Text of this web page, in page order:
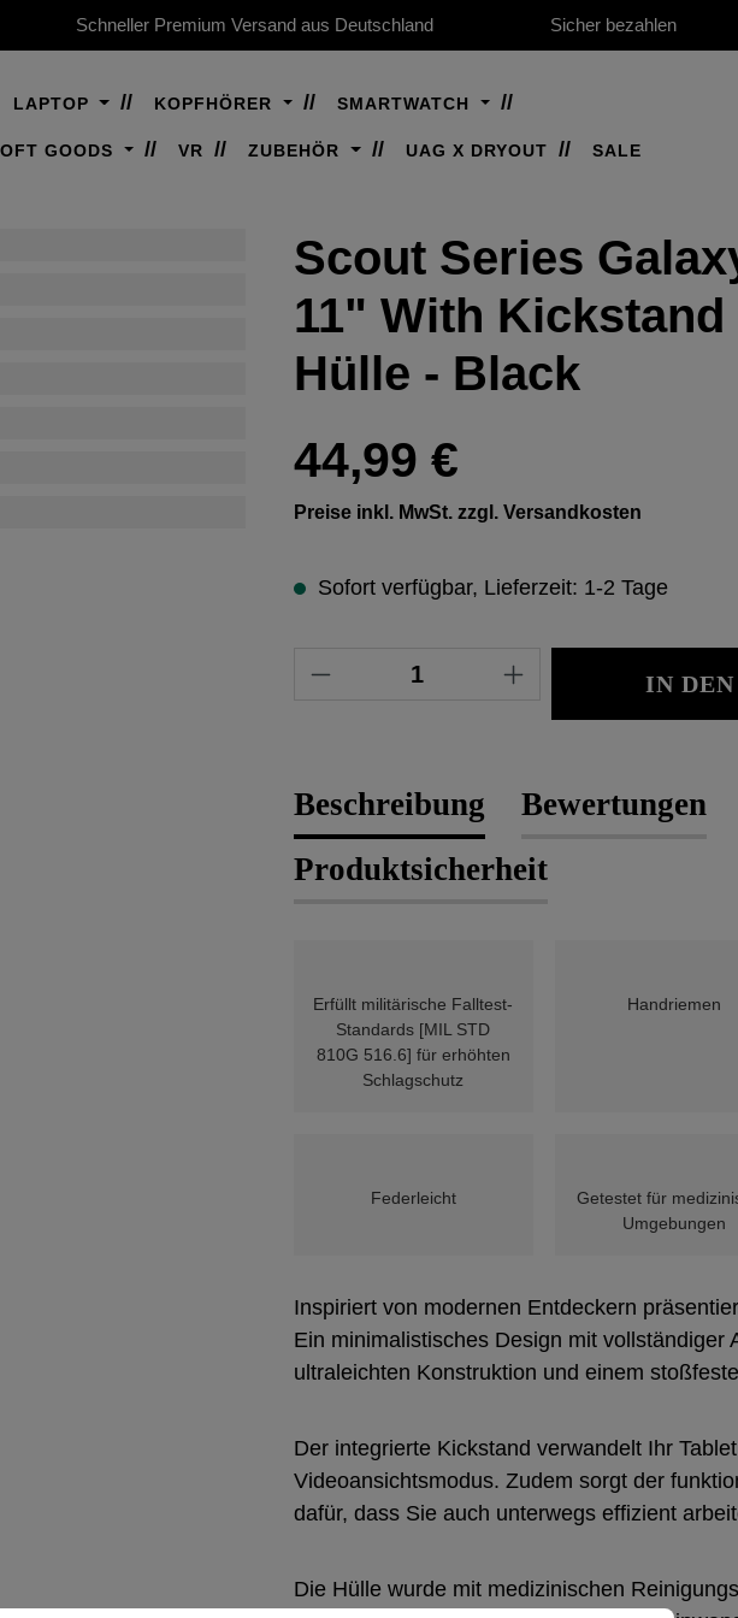
Schneller Premium Versand aus Deutschland Sicher bezahlen
LAPTOP KOPFHÖRER SMARTWATCH
GOODS VR ZUBEHÖR UAG X DRYOUT SALE
Scout Series
11" With
Hülle - Black
Regulärer Preis:
44,99 €
Preise inkl. MwSt. zzgl. Versandkosten
Sofort verfügbar, Lieferzeit: 1-2 Tage
Produkt Anzahl: Gib den
IN
Beschreibung Bewertungen
Produktsicherheit
Erfüllt militärische Falltest-
Standards [MIL STD
810G 516.6] für erhöhten
Schlagschutz
Handriemen
Federleicht
Getestet für
Umgebungen
Inspiriert von modernen Entdeckern
Ein minimalistisches Design mit vollständiger
ultraleichten Konstruktion und einem
Der integrierte Kickstand verwandelt Ihr
Videoansichtsmodus. Zudem sorgt der
dafür, dass Sie auch unterwegs effizient
Die Hülle wurde mit medizinischen